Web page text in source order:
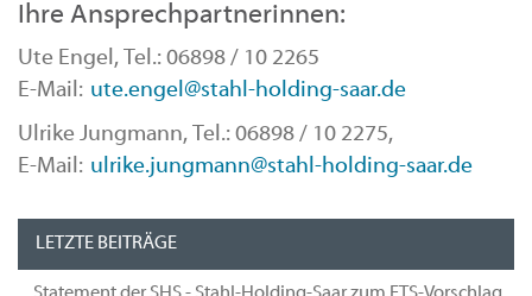
Ihre Ansprechpartnerinnen:
Ute Engel, Tel.: 06898 / 10 2265
E-Mail: ute.engel@stahl-holding-saar.de
Ulrike Jungmann, Tel.: 06898 / 10 2275,
E-Mail: ulrike.jungmann@stahl-holding-saar.de
LETZTE BEITRÄGE